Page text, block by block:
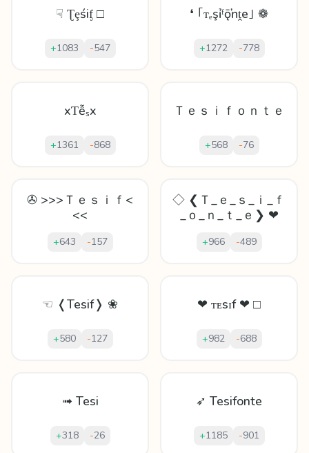
☟ Ʈȩśiᶂ □
+1083 -547
❛ ｢ᴛₑşỉᶠǭŉṱe｣ ❁
+1272 -778
xƬễₛx
+1361 -868
Ｔｅｓｉｆｏｎｔｅ
+568 -76
✇ >>>Ｔｅｓｉｆ<
<<
+643 -157
◇ ❮Ｔ_ｅ_ｓ_ｉ_ｆ
_ｏ_ｎ_ｔ_ｅ❯ ❤
+966 -489
☜ ❬Tesif❭ ❀
+580 -127
❤ ᴛᴇsɪf ❤ □
+982 -688
➟ Tesi
+318 -26
➶ Tesifonte
+1185 -901